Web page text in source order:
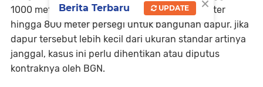
1000 meter persegi. untuk lahan yang 300 Meter
hingga 800 meter persegi untuk bangunan dapur. jika
dapur tersebut lebih kecil dari ukuran standar artinya
janggal, kasus ini perlu dihentikan atau diputus
kontraknya oleh BGN.
Berita Terbaru UPDATE